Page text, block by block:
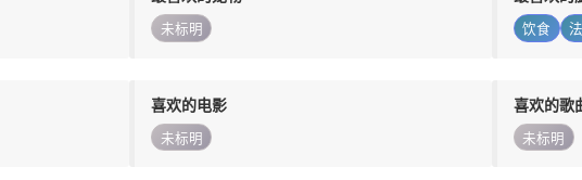
未标明 饮食
喜欢的电影
未标明
喜欢的歌
未标明